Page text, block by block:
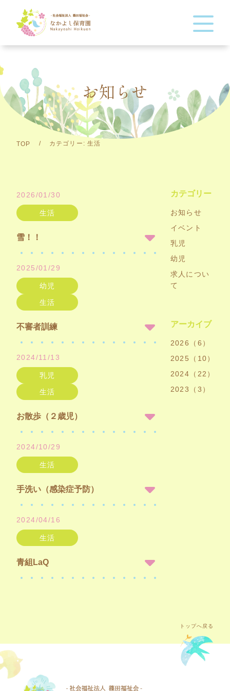
お知らせ
TOP / カテゴリー:生活
2026/01/30
生活
雪！！
2025/01/29
幼児
生活
不審者訓練
2024/11/13
乳児
生活
お散歩（２歳児）
2024/10/29
生活
手洗い（感染症予防）
2024/04/16
生活
青組LaQ
カテゴリー
お知らせ
イベント
乳児
幼児
求人につい
て
アーカイブ
2026（6）
2025（10）
2024（22）
2023（3）
トップへ戻る